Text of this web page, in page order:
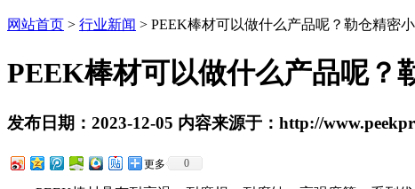
网站首页 > 行业新闻 > PEEK棒材可以做什么产品呢？勒仓精密
PEEK棒材可以做什么产品呢？
发布日期：2023-12-05 内容来源于：http://
更多 0